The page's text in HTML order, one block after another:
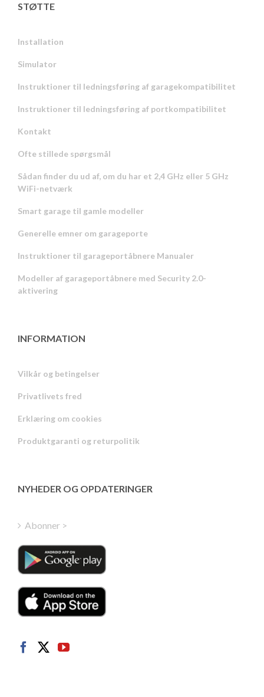
STØTTE
Installation
Simulator
Instruktioner til ledningsføring af garagekompatibilitet
Instruktioner til ledningsføring af portkompatibilitet
Kontakt
Ofte stillede spørgsmål
Sådan finder du ud af, om du har et 2,4 GHz eller 5 GHz
WiFi-netværk
Smart garage til gamle modeller
Generelle emner om garageporte
Instruktioner til garageportåbnere Manualer
Modeller af garageportåbnere med Security 2.0-
aktivering
INFORMATION
Vilkår og betingelser
Privatlivets fred
Erklæring om cookies
Produktgaranti og returpolitik
NYHEDER OG OPDATERINGER
Abonner >